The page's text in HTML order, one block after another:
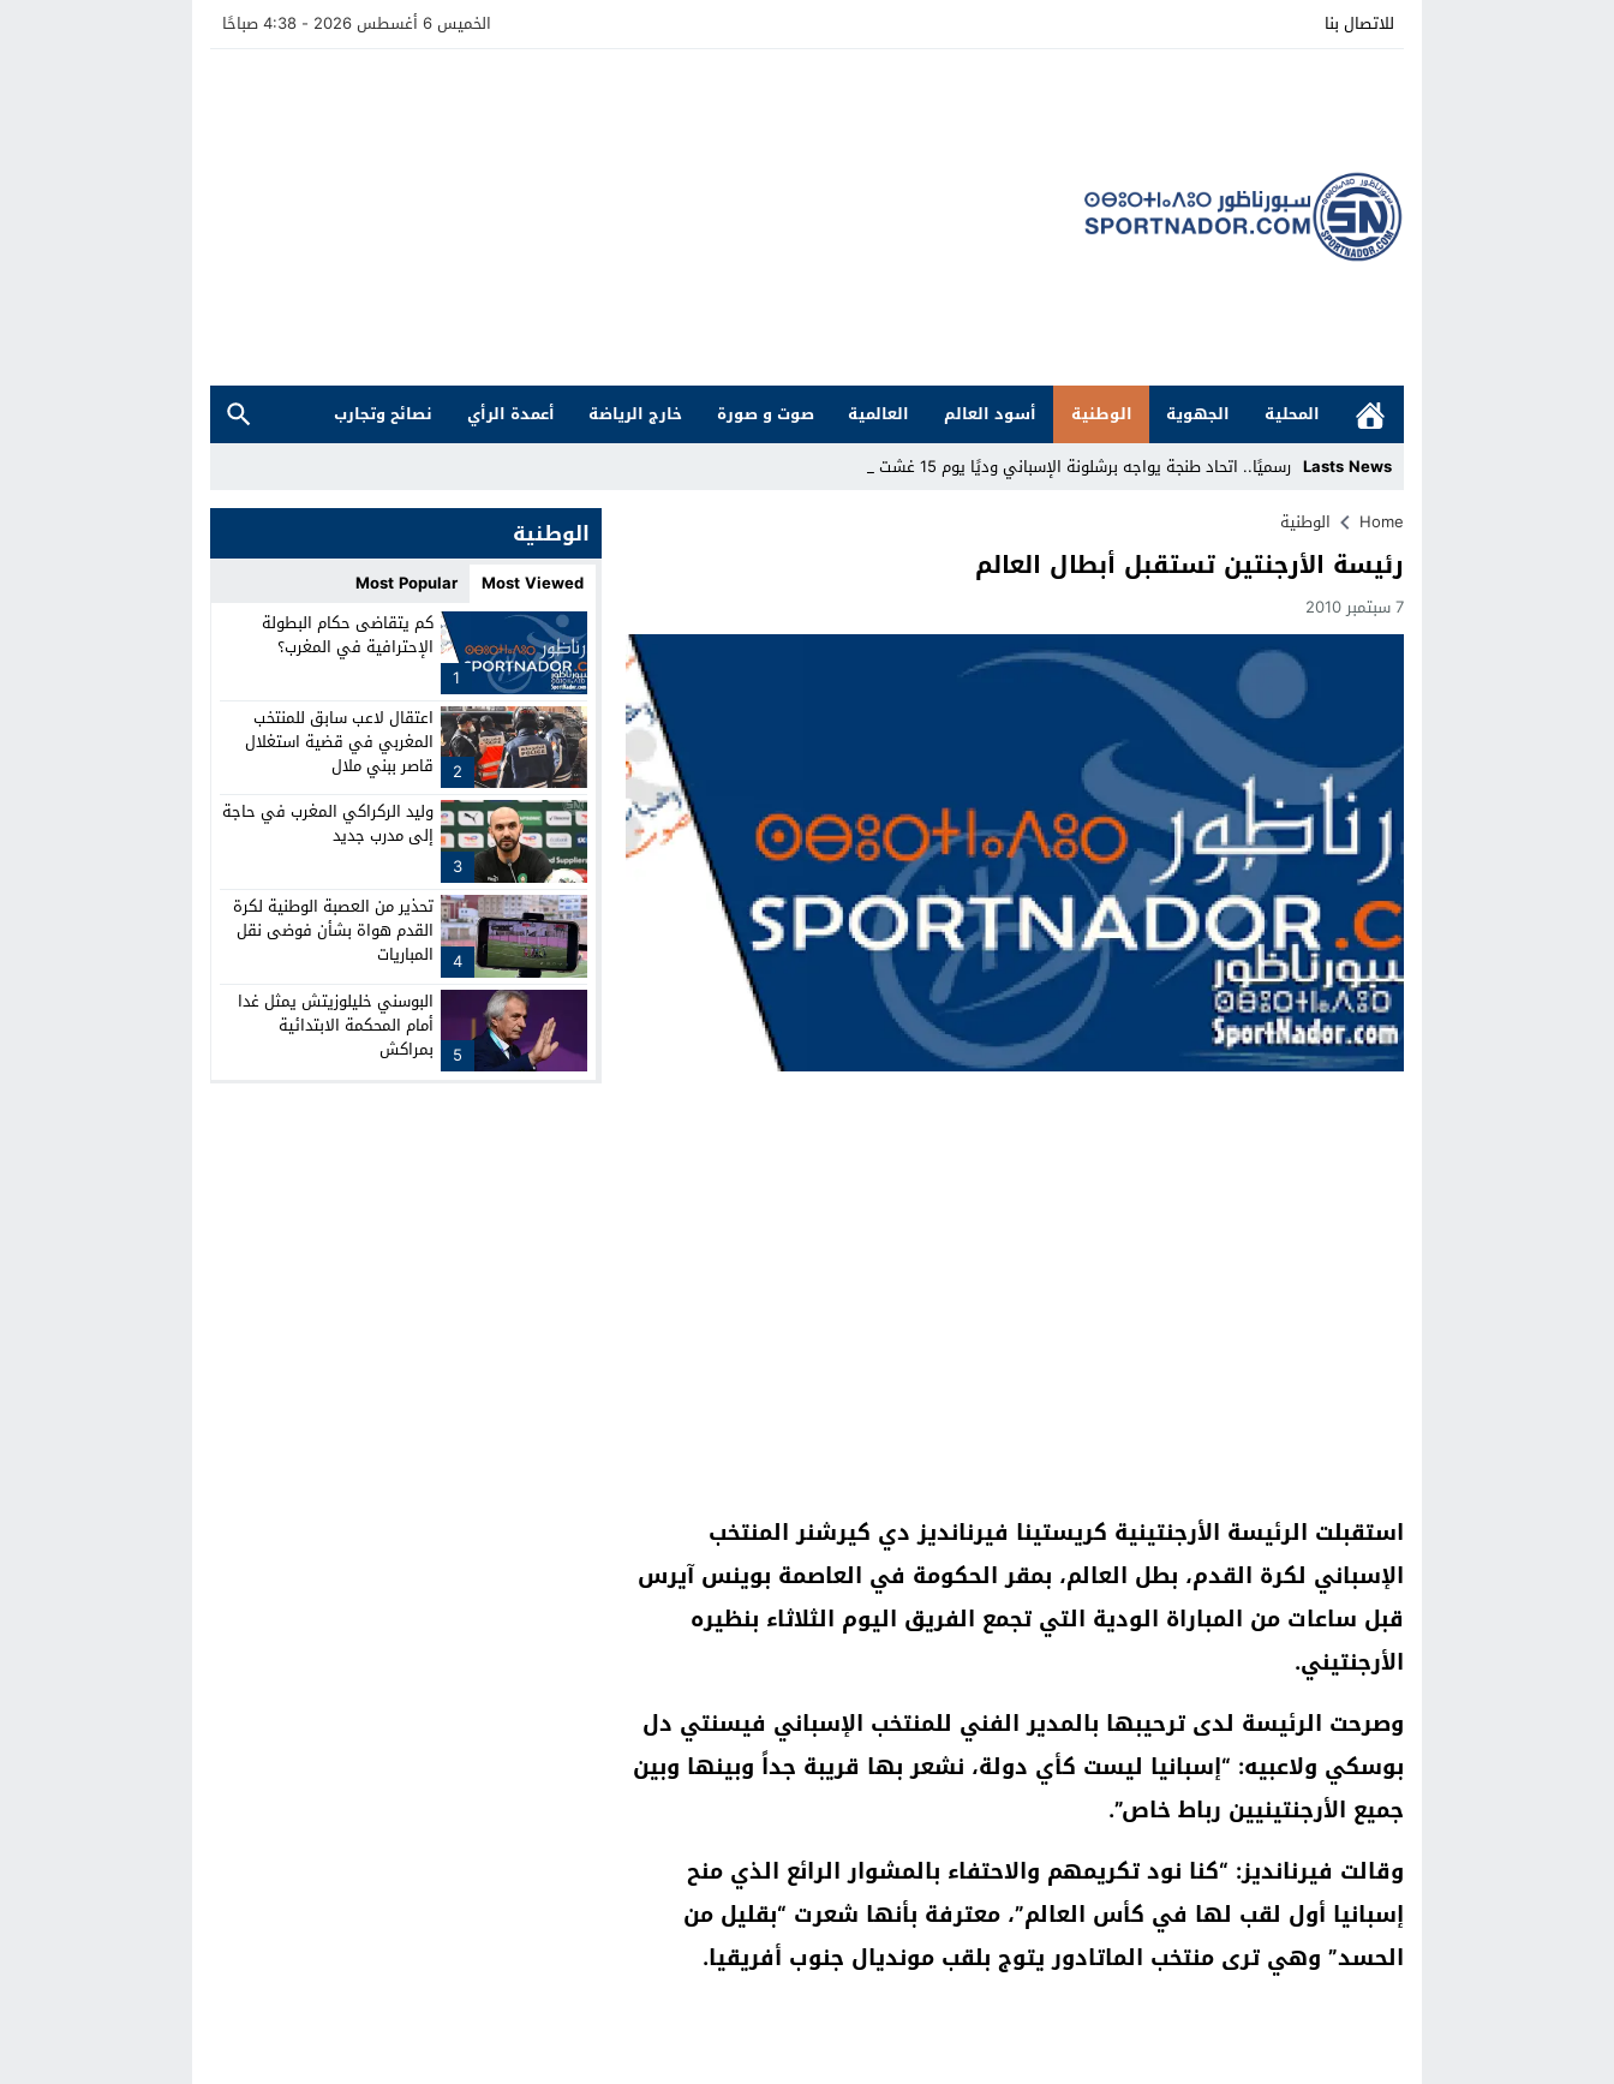
للاتصال بنا الخميس 6 أغسطس 2026 - 4:38 صباحًا
المحلية الجهوية الوطنية أسود العالم العالمية صوت و صورة خارج الرياضة أعمدة الرأي
نصائح وتجارب
Lasts News رسميًا.. اتحاد طنجة يواجه برشلونة الإسباني وديًا يوم 15 غشت بملعب طنج _
Stop
Previous
Home الوطنية
رئيسة الأرجنتين تستقبل أبطال العالم
7 سبتمبر 2010
استقبلت الرئيسة الأرجنتينية كريستينا فيرنانديز دي كيرشنر المنتخب
الإسباني لكرة القدم، بطل العالم، بمقر الحكومة في العاصمة بوينس آيرس
قبل ساعات من المباراة الودية التي تجمع الفريق اليوم الثلاثاء بنظيره
الأرجنتيني.
وصرحت الرئيسة لدى ترحيبها بالمدير الفني للمنتخب الإسباني فيسنتي دل
بوسكي ولاعبيه: “إسبانيا ليست كأي دولة، نشعر بها قريبة جداً وبينها وبين
جميع الأرجنتينيين رباط خاص”.
وقالت فيرنانديز: “كنا نود تكريمهم والاحتفاء بالمشوار الرائع الذي منح
إسبانيا أول لقب لها في كأس العالم”، معترفة بأنها شعرت “بقليل من
الحسد” وهي ترى منتخب الماتادور يتوج بلقب مونديال جنوب أفريقيا.
الوطنية
Most Viewed
Most Popular
1
كم يتقاضى حكام البطولة
الإحترافية في المغرب؟
2
اعتقال لاعب سابق للمنتخب
المغربي في قضية استغلال
قاصر ببني ملال
3
وليد الركراكي المغرب في حاجة
إلى مدرب جديد
4
تحذير من العصبة الوطنية لكرة
القدم هواة بشأن فوضى نقل
المباريات
5
البوسني خليلوزيتش يمثل غدا
أمام المحكمة الابتدائية
بمراكش